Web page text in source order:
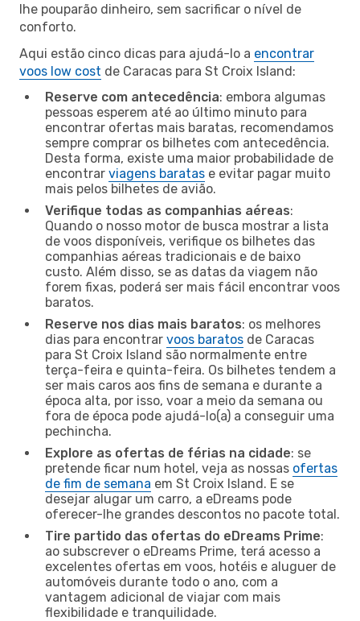
lhe pouparão dinheiro, sem sacrificar o nível de
conforto.
Aqui estão cinco dicas para ajudá-lo a encontrar
voos low cost de Caracas para St Croix Island:
Reserve com antecedência: embora algumas
pessoas esperem até ao último minuto para
encontrar ofertas mais baratas, recomendamos
sempre comprar os bilhetes com antecedência.
Desta forma, existe uma maior probabilidade de
encontrar viagens baratas e evitar pagar muito
mais pelos bilhetes de avião.
Verifique todas as companhias aéreas:
Quando o nosso motor de busca mostrar a lista
de voos disponíveis, verifique os bilhetes das
companhias aéreas tradicionais e de baixo
custo. Além disso, se as datas da viagem não
forem fixas, poderá ser mais fácil encontrar voos
baratos.
Reserve nos dias mais baratos: os melhores
dias para encontrar voos baratos de Caracas
para St Croix Island são normalmente entre
terça-feira e quinta-feira. Os bilhetes tendem a
ser mais caros aos fins de semana e durante a
época alta, por isso, voar a meio da semana ou
fora de época pode ajudá-lo(a) a conseguir uma
pechincha.
Explore as ofertas de férias na cidade: se
pretende ficar num hotel, veja as nossas ofertas
de fim de semana em St Croix Island. E se
desejar alugar um carro, a eDreams pode
oferecer-lhe grandes descontos no pacote total.
Tire partido das ofertas do eDreams Prime:
ao subscrever o eDreams Prime, terá acesso a
excelentes ofertas em voos, hotéis e aluguer de
automóveis durante todo o ano, com a
vantagem adicional de viajar com mais
flexibilidade e tranquilidade.